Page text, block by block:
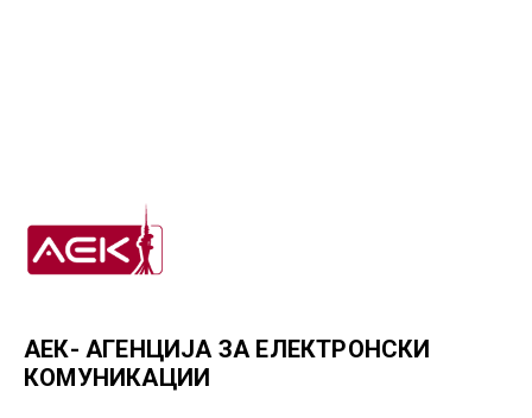
АЕК- АГЕНЦИЈА ЗА ЕЛЕКТРОНСКИ
КОМУНИКАЦИИ